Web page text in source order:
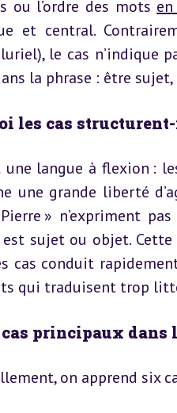
ou l’ordre des mots
et central.
le cas n’indique
la phrase : être
les cas
langue à flexion :
une grande liberté
» n’expriment
sujet ou objet.
cas conduit
qui traduisent trop
cas principaux
on apprend six